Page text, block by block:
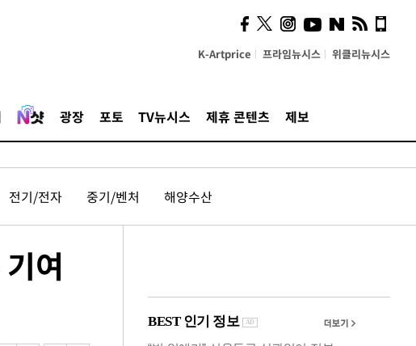
K-Artprice 프라임뉴시스 위클리뉴시스
광장 포토 TV뉴시스 제휴 콘텐츠 제보
전기/전자 중기/벤처 해양수산
여
시, 스마트폰 액세서리에
NFC 더했다